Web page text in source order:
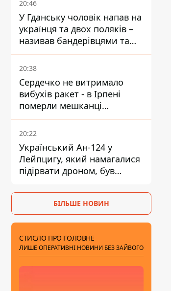
20:46
У Гданську чоловік напав на
українця та двох поляків –
називав бандерівцями та
поводився агресивно
20:38
Сердечко не витримало
вибухів ракет - в Ірпені
померли мешканці
притулку для собак з
інвалідністю
20:22
Український Ан-124 у
Лейпцигу, який намагалися
підірвати дроном, був
боєприпасами
БІЛЬШЕ НОВИН
СТИСЛО ПРО ГОЛОВНЕ
ЛИШЕ ОПЕРАТИВНІ НОВИНИ БЕЗ ЗАЙВОГО